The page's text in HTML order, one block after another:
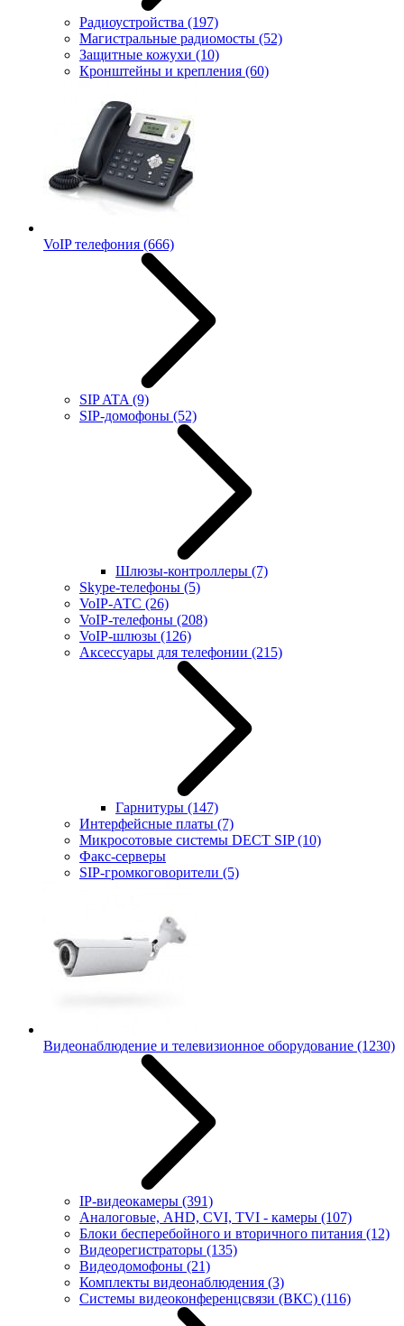
Радиоустройства (197)
Магистральные радиомосты (52)
Защитные кожухи (10)
Кронштейны и крепления (60)
VoIP телефония (666)
SIP ATA (9)
SIP-домофоны (52)
Шлюзы-контроллеры (7)
Skype-телефоны (5)
VoIP-АТС (26)
VoIP-телефоны (208)
VoIP-шлюзы (126)
Аксессуары для телефонии (215)
Гарнитуры (147)
Интерфейсные платы (7)
Микросотовые системы DECT SIP(10)
Факс-серверы
SIP-громкоговорители (5)
Видеонаблюдение и телевизионное оборудование (1230)
IP-видеокамеры (391)
Аналоговые, AHD, CVI, TVI - камеры (107)
Блоки бесперебойного и вторичного питания (12)
Видеорегистраторы (135)
Видеодомофоны (21)
Комплекты видеонаблюдения (3)
Системы видеоконференцсвязи (ВКС) (116)